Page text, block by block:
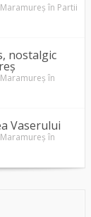
în Partii
nostalgic
în
Vaserului
în